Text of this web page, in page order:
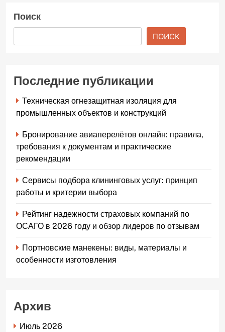
Поиск
ПОИСК
Последние публикации
Техническая огнезащитная изоляция для
промышленных объектов и конструкций
Бронирование авиаперелётов онлайн: правила,
требования к документам и практические
рекомендации
Сервисы подбора клининговых услуг: принцип
работы и критерии выбора
Рейтинг надежности страховых компаний по
ОСАГО в 2026 году и обзор лидеров по отзывам
Портновские манекены: виды, материалы и
особенности изготовления
Архив
Июль 2026